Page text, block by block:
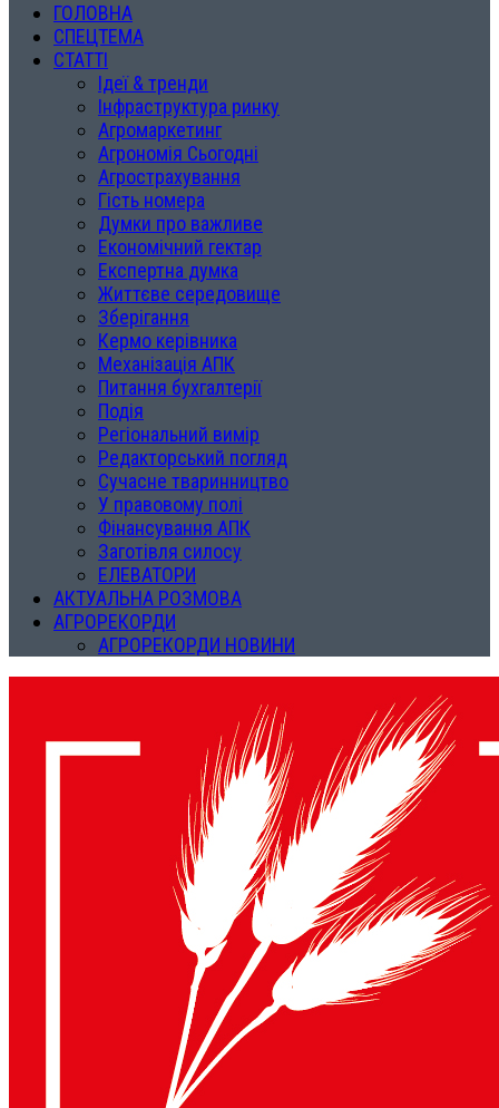
ГОЛОВНА
СПЕЦТЕМА
СТАТТІ
Ідеї & тренди
Інфраструктура ринку
Агромаркетинг
Агрономія Сьогодні
Агрострахування
Гість номера
Думки про важливе
Економічний гектар
Експертна думка
Життєве середовище
Зберігання
Кермо керівника
Механізація АПК
Питання бухгалтерії
Подія
Регіональний вимір
Редакторський погляд
Сучасне тваринництво
У правовому полі
Фінансування АПК
Заготівля силосу
ЕЛЕВАТОРИ
АКТУАЛЬНА РОЗМОВА
АГРОРЕКОРДИ
АГРОРЕКОРДИ НОВИНИ